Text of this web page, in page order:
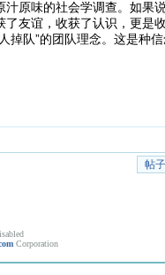
原味的社会学调查。如果
友谊，收获了认识，更是
队”的团队理念。这是种
帖
Corporation